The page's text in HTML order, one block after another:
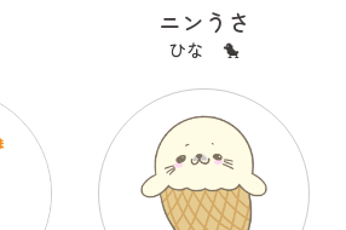
ニンうさ
ひな 🐤